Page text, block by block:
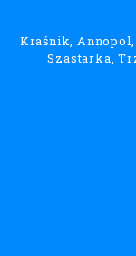
Kraśnik,
Szastarka,